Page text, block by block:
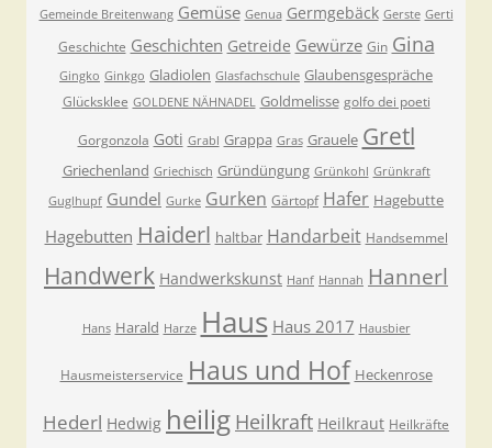
Gemeinde Breitenwang Gemüse Genua Germgebäck Gerste Gerti
Geschichte Geschichten Getreide Gewürze Gin Gina
Gingko Ginkgo Gladiolen Glasfachschule Glaubensgespräche
Glücksklee GOLDENE NÄHNADEL Goldmelisse golfo dei poeti
Gorgonzola Goti Grabl Grappa Gras Grauele Gretl
Griechenland Griechisch Gründüngung Grünkohl Grünkraft
Guglhupf Gundel Gurke Gurken Gärtopf Hafer Hagebutte
Hagebutten Haiderl haltbar Handarbeit Handsemmel
Handwerk Handwerkskunst Hanf Hannah Hannerl
Hans Harald Harze Haus Haus 2017 Hausbier
Hausmeisterservice Haus und Hof Heckenrose
Hederl Hedwig heilig Heilkraft Heilkraut Heilkräfte